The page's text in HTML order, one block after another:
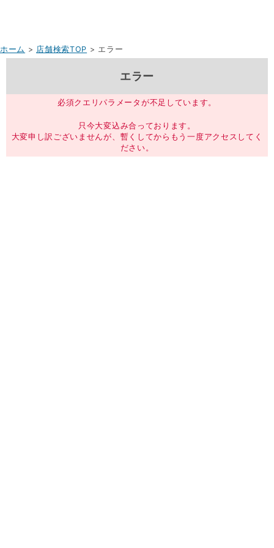
ホーム > 店舗検索TOP > エラー
エラー
必須クエリパラメータが不足しています。
只今大変込み合っております。
大変申し訳ございませんが、暫くしてからもう一度アクセスしてく
ださい。